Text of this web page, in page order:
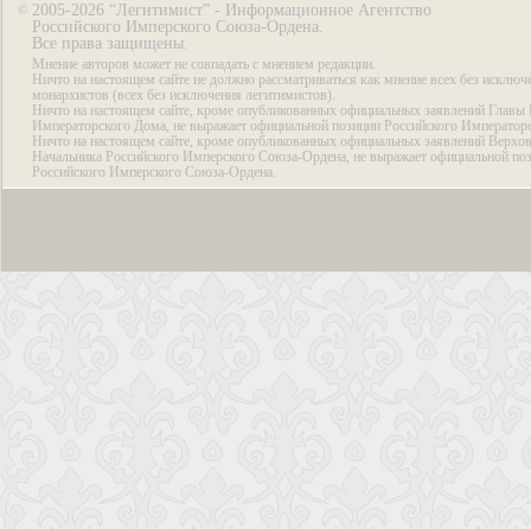
© 2005-2026 “Легитимист” - Информационное Агентство
Российского Имперского Союза-Ордена.
Все права защищены.
Мнение авторов может не совпадать с мнением редакции.
Ничто на настоящем сайте не должно рассматриваться как мнение всех без
монархистов (всех без исключения легитимистов).
Ничто на настоящем сайте, кроме опубликованных официальных заявлений Главы
Императорского Дома, не выражает официальной позиции Российского
Ничто на настоящем сайте, кроме опубликованных официальных заявлений
Начальника Российского Имперского Союза-Ордена, не выражает официальной
Российского Имперского Союза-Ордена.